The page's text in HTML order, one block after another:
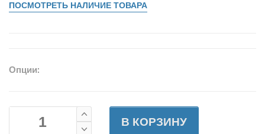
ПОСМОТРЕТЬ НАЛИЧИЕ ТОВАРА
Опции:
В КОРЗИНУ